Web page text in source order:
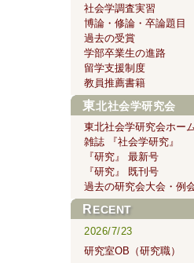
社会学調査実習
博論・修論・卒論題目
過去の受賞
学部卒業生の進路
留学支援制度
教員推薦書籍
東北社会学研究会
東北社会学研究会ホー
雑誌 『社会学研究』
『研究』 最新号
『研究』 既刊号
過去の研究会大会・例
RECENT
2026/7/23
研究室OB（研究職）